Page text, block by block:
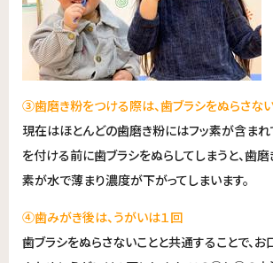
③歯磨き粉をつける際は、歯ブラシをぬらさな
現在はほとんどの歯磨き粉にはフッ素が含まれ
を付ける前に歯ブラシをぬらしてしまうと、歯
素が水で薄まり濃度が下がってしまいます。
④歯みがき後は、うがいは１回
歯ブラシをぬらさないことと共通することで、